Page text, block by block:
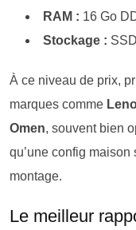
RAM : 16 Go
Stockage :
À ce niveau de prix,
marques comme
Omen, souvent bien
qu’une config maison
montage.
Le meilleur